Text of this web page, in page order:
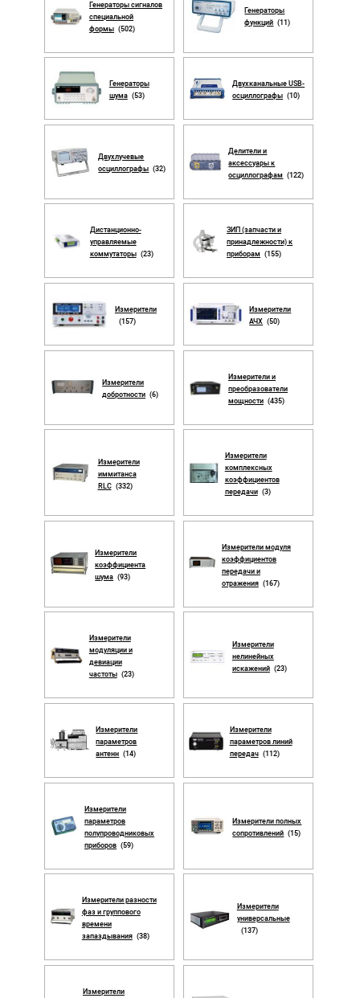
Генераторы сигналов
специальной
формы (502)
Генераторы
функций (11)
Генераторы
шума (53)
Двухканальные USB-
осциллографы (10)
Двухлучевые
осциллографы (32)
Делители и
аксессуары к
осциллографам (122)
Дистанционно-
управляемые
коммутаторы (23)
ЗИП (запчасти и
принадлежности) к
приборам (155)
Измерители
(157)
Измерители
АЧХ (50)
Измерители
добротности (6)
Измерители и
преобразователи
мощности (435)
Измерители
иммитанса
RLC (332)
Измерители
комплексных
коэффициентов
передачи (3)
Измерители
коэффициента
шума (93)
Измерители модуля
коэффициентов
передачи и
отражения (167)
Измерители
модуляции и
девиации
частоты (23)
Измерители
нелинейных
искажений (23)
Измерители
параметров
антенн (14)
Измерители
параметров линий
передач (112)
Измерители
параметров
полупроводниковых
приборов (59)
Измерители полных
сопротивлений (15)
Измерители разности
фаз и группового
времени
запаздывания (38)
Измерители
универсальные
(137)
Измерители